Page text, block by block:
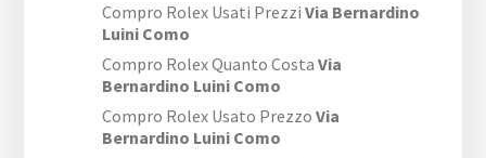
Compro Rolex Usati Prezzi Via Bernardino
Luini Como
Compro Rolex Quanto Costa Via
Bernardino Luini Como
Compro Rolex Usato Prezzo Via
Bernardino Luini Como